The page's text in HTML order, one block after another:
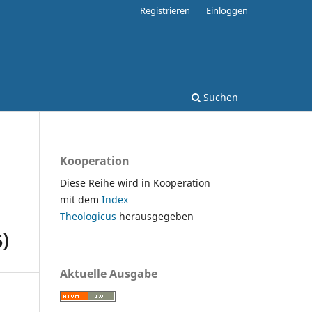
Suchen
Registrieren Einloggen
Kooperation
Diese Reihe wird in Kooperation
mit dem Index
Theologicus herausgegeben
Aktuelle Ausgabe